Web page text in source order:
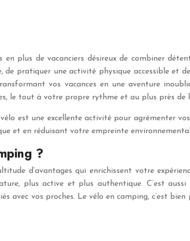
plus de vacanciers désireux de combiner
pratiquer une activité physique accessible et
vos vacances en une aventure
le tout à votre propre rythme et au plus près de
est une excellente activité pour agrémenter
et en réduisant votre empreinte
?
d’avantages qui enrichissent votre
plus active et plus authentique. C’est
vos proches. Le vélo en camping, c’est